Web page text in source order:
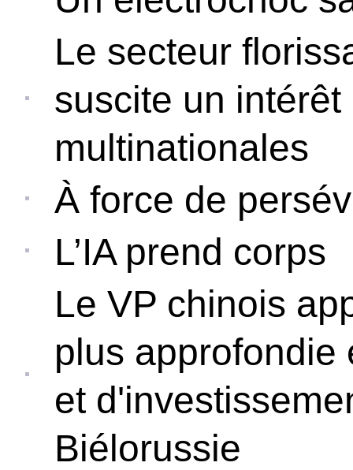
Le secteur
suscite un
multinationales
À force de
L’IA prend corps
Le VP chinois
plus approfondie
et
Biélorussie